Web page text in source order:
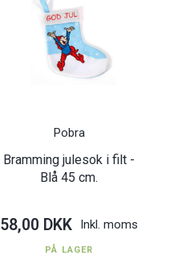
Pobra
Bramming julesok i filt -
Blå 45 cm.
58,00 DKK Inkl. moms
PÅ LAGER